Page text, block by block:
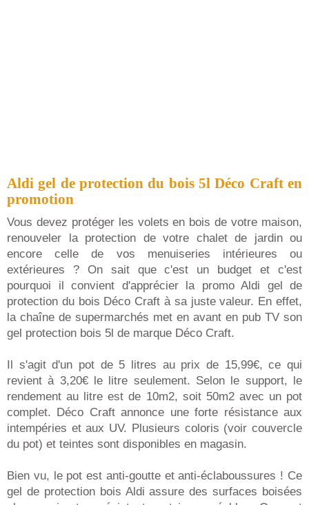
Aldi gel de protection du bois 5l Déco Craft en
promotion
Vous devez protéger les volets en bois de votre maison,
renouveler la protection de votre chalet de jardin ou
encore celle de vos menuiseries intérieures ou
extérieures ? On sait que c'est un budget et c'est
pourquoi il convient d'apprécier la promo Aldi gel de
protection du bois Déco Craft à sa juste valeur. En effet,
la chaîne de supermarchés met en avant en pub TV son
gel protection bois 5l de marque Déco Craft.
Il s'agit d'un pot de 5 litres au prix de 15,99€, ce qui
revient à 3,20€ le litre seulement. Selon le support, le
rendement au litre est de 10m2, soit 50m2 avec un pot
complet. Déco Craft annonce une forte résistance aux
intempéries et aux UV. Plusieurs coloris (voir couvercle
du pot) et teintes sont disponibles en magasin.
Bien vu, le pot est anti-goutte et anti-éclaboussures ! Ce
gel de protection bois Aldi assure des surfaces boisées